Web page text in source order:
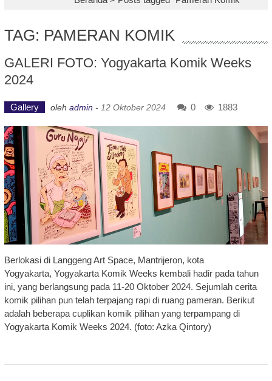
TAG: PAMERAN KOMIK
GALERI FOTO: Yogyakarta Komik Weeks
2024
Gallery oleh admin - 12 Oktober 2024 0 1883
Berlokasi di Langgeng Art Space, Mantrijeron, kota
Yogyakarta, Yogyakarta Komik Weeks kembali hadir pada tahun
ini, yang berlangsung pada 11-20 Oktober 2024. Sejumlah cerita
komik pilihan pun telah terpajang rapi di ruang pameran. Berikut
adalah beberapa cuplikan komik pilihan yang terpampang di
Yogyakarta Komik Weeks 2024. (foto: Azka Qintory)